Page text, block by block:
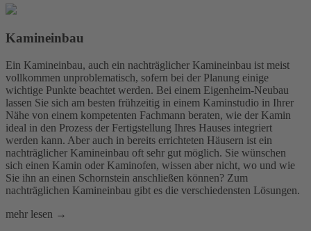
Kamineinbau
Ein Kamineinbau, auch ein nachträglicher Kamineinbau ist meist
vollkommen unproblematisch, sofern bei der Planung einige
wichtige Punkte beachtet werden. Bei einem Eigenheim-Neubau
lassen Sie sich am besten frühzeitig in einem Kaminstudio in Ihrer
Nähe von einem kompetenten Fachmann beraten, wie der Kamin
ideal in den Prozess der Fertigstellung Ihres Hauses integriert
werden kann. Aber auch in bereits errichteten Häusern ist ein
nachträglicher Kamineinbau oft sehr gut möglich. Sie wünschen
sich einen Kamin oder Kaminofen, wissen aber nicht, wo und wie
Sie ihn an einen Schornstein anschließen können? Zum
nachträglichen Kamineinbau gibt es die verschiedensten Lösungen.
mehr lesen →